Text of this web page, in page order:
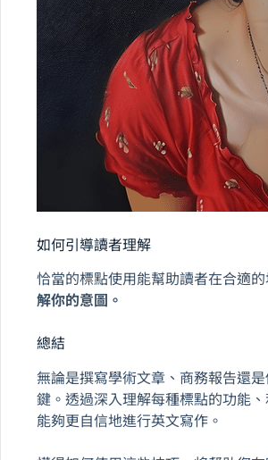
如何引導讀者理解
恰當的標點使用能幫助讀者在合適
解你的意圖。
總結
無論是撰寫學術文章、商務報告還是
鍵。透過深入理解每種標點的功能
能夠更自信地進行英文寫作。